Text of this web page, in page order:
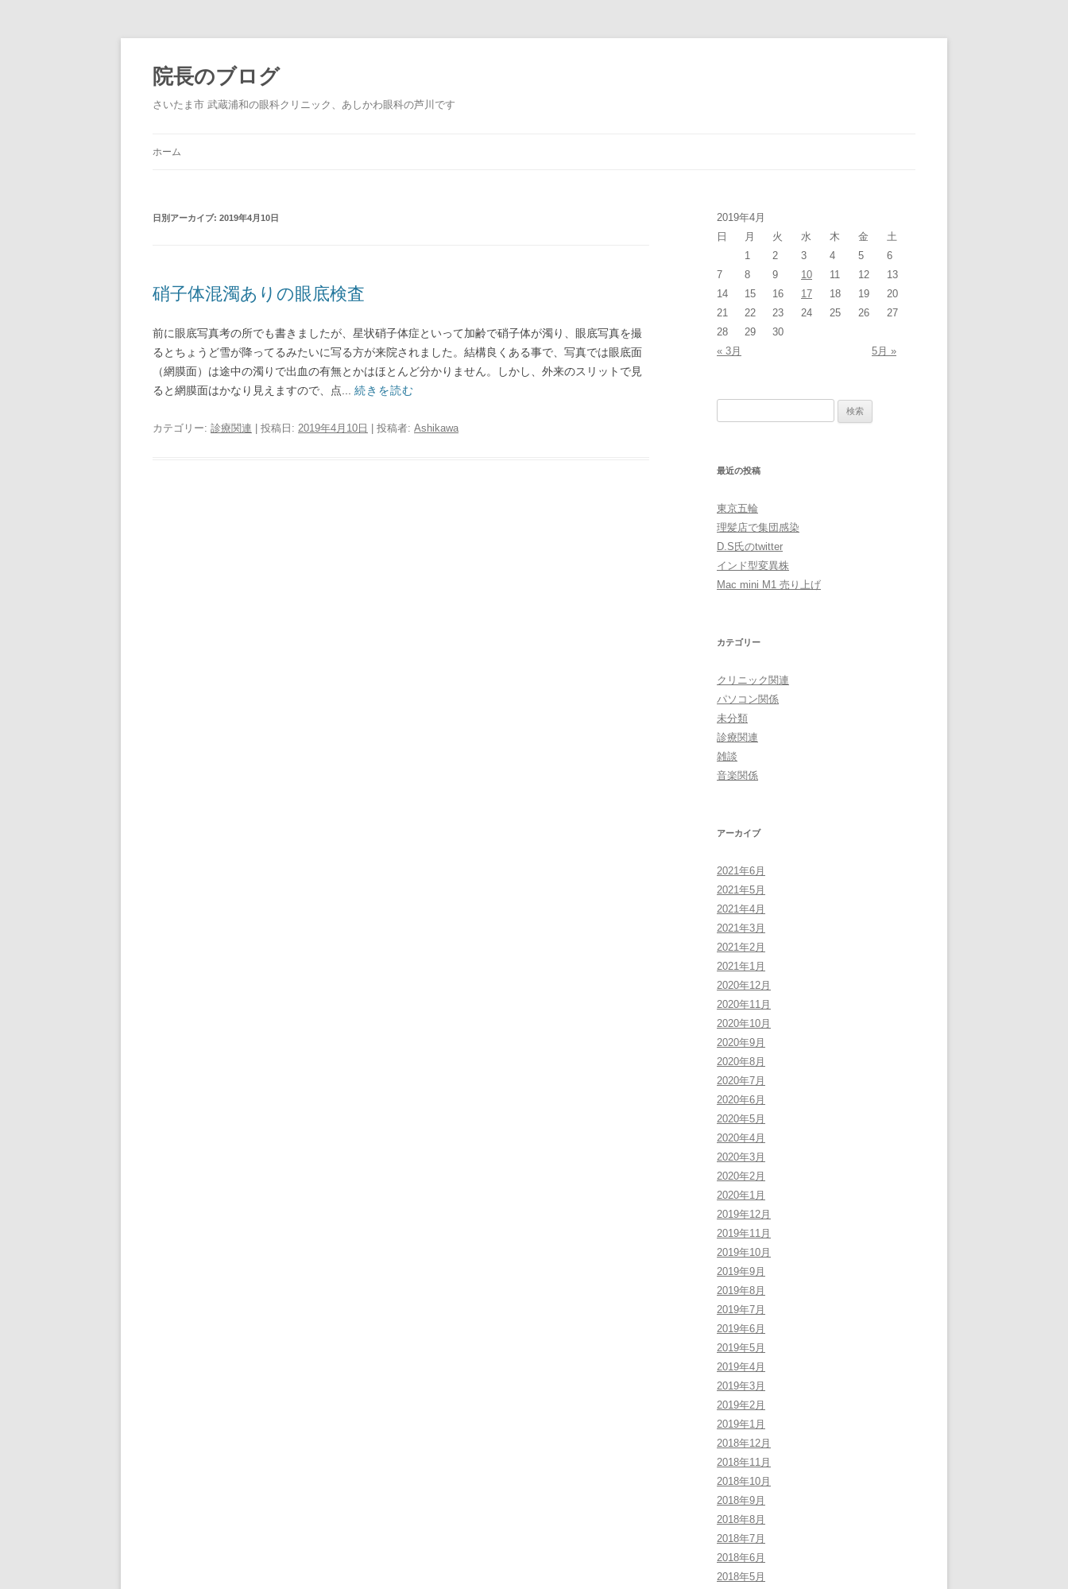
院長のブログ
さいたま市 武蔵浦和の眼科クリニック、あしかわ眼科の芦川です
ホーム
日別アーカイブ: 2019年4月10日
硝子体混濁ありの眼底検査
前に眼底写真考の所でも書きましたが、星状硝子体症といって加齢で硝子体が濁り、眼底写真を撮
るとちょうど雪が降ってるみたいに写る方が来院されました。結構良くある事で、写真では眼底面
（網膜面）は途中の濁りで出血の有無とかはほとんど分かりません。しかし、外来のスリットで見
ると網膜面はかなり見えますので、点... 続きを読む
カテゴリー: 診療関連 | 投稿日: 2019年4月10日 投稿者: Ashikawa
2019年4月
日
月 火 水 木 金
土
1
2 3 4 5
6
7
8 9 10 11 12
13
14
15 16 17 18 19
20
21
22 23 24 25 26
27
28
29
30
« 3月
5月 »
最近の投稿
東京五輪
理髪店で集団感染
D.S氏のtwitter
インド型変異株
Mac mini M1 売り上げ
カテゴリー
クリニック関連
パソコン関係
未分類
診療関連
雑談
音楽関係
アーカイブ
2021年6月
2021年5月
2021年4月
2021年3月
2021年2月
2021年1月
2020年12月
2020年11月
2020年10月
2020年9月
2020年8月
2020年7月
2020年6月
2020年5月
2020年4月
2020年3月
2020年2月
2020年1月
2019年12月
2019年11月
2019年10月
2019年9月
2019年8月
2019年7月
2019年6月
2019年5月
2019年4月
2019年3月
2019年2月
2019年1月
2018年12月
2018年11月
2018年10月
2018年9月
2018年8月
2018年7月
2018年6月
2018年5月